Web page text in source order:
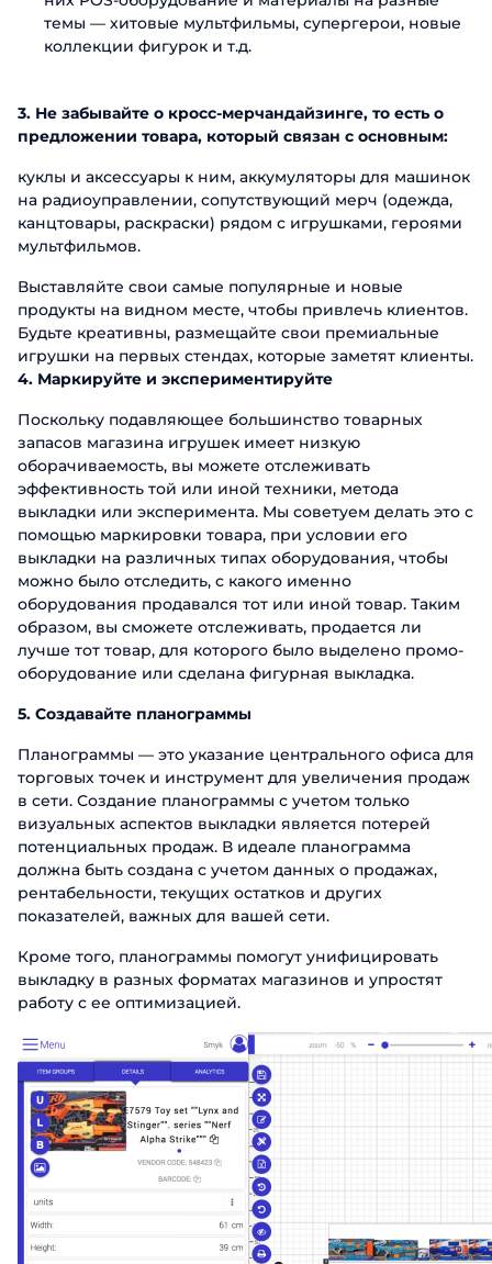
темы — хитовые мультфильмы, супергерои, новые
коллекции фигурок и т.д.
3. Не забывайте о кросс-мерчандайзинге, то есть о
предложении товара, который связан с основным:
куклы и аксессуары к ним, аккумуляторы для машинок
на радиоуправлении, сопутствующий мерч (одежда,
канцтовары, раскраски) рядом с игрушками, героями
мультфильмов.
Выставляйте свои самые популярные и новые
продукты на видном месте, чтобы привлечь клиентов.
Будьте креативны, размещайте свои премиальные
игрушки на первых стендах, которые заметят клиенты.
4. Маркируйте и экспериментируйте
Поскольку подавляющее большинство товарных
запасов магазина игрушек имеет низкую
оборачиваемость, вы можете отслеживать
эффективность той или иной техники, метода
выкладки или эксперимента. Мы советуем делать это с
помощью маркировки товара, при условии его
выкладки на различных типах оборудования, чтобы
можно было отследить, с какого именно
оборудования продавался тот или иной товар. Таким
образом, вы сможете отслеживать, продается ли
лучше тот товар, для которого было выделено промо-
оборудование или сделана фигурная выкладка.
5. Создавайте планограммы
Планограммы — это указание центрального офиса для
торговых точек и инструмент для увеличения продаж
в сети. Создание планограммы с учетом только
визуальных аспектов выкладки является потерей
потенциальных продаж. В идеале планограмма
должна быть создана с учетом данных о продажах,
рентабельности, текущих остатков и других
показателей, важных для вашей сети.
Кроме того, планограммы помогут унифицировать
выкладку в разных форматах магазинов и упростят
работу с ее оптимизацией.